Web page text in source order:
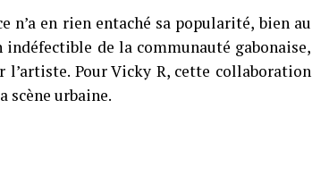
n’a en rien entaché sa popularité, bien au
de la communauté gabonaise,
l’artiste. Pour Vicky R, cette collaboration
scène urbaine.